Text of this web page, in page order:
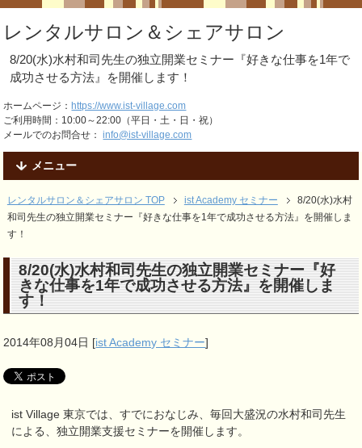
レンタルサロン＆シェアサロン
8/20(水)水村和司先生の独立開業セミナー『好きな仕事を1年で
成功させる方法』を開催します！
ホームページ：https://www.ist-village.com
ご利用時間：10:00～22:00（平日・土・日・祝）
メールでのお問合せ：info@ist-village.com
メニュー
レンタルサロン＆シェアサロン TOP ist Academy セミナー
8/20(水)水村
和司先生の独立開業セミナー『好きな仕事を1年で成功させる方法』を開催しま
す！
8/20(水)水村和司先生の独立開業セミナー『好
きな仕事を1年で成功させる方法』を開催しま
す！
2014年08月04日 [ist Academy セミナー]
ist Village 東京では、すでにおなじみ、毎回大盛況の水村和司先生
による、独立開業支援セミナーを開催します。